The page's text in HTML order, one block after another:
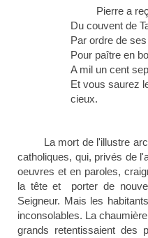
Pierre a
Du couvent de
Par ordre de
Pour paître en
A mil un cent
Et vous saurez
cieux.
La mort de l'illustre
catholiques, qui, privés de
oeuvres et en paroles,
la tête et
porter de
Seigneur. Mais les
inconsolables. La
grands retentissaient des